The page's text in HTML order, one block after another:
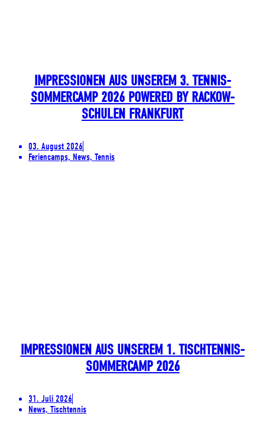
IMPRESSIONEN AUS UNSEREM 3. TENNIS-
SOMMERCAMP 2026 POWERED BY RACKOW-
SCHULEN FRANKFURT
03. August 2026
Feriencamps, News, Tennis
IMPRESSIONEN AUS UNSEREM 1. TISCHTENNIS-
SOMMERCAMP 2026
31. Juli 2026
News, Tischtennis